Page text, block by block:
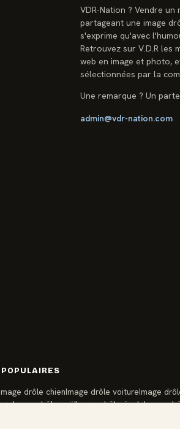
VDR-Nation ? Vendre un
partageant une image
s'exprime qu'avec
Retrouvez sur V.D.R les
web en image et photo,
sélectionnées par la
Une remarque ? Un
admin@vdr-nation.com
drôle chienImage drôle voitureImage
Image drôle noëlImage drôle écoleImage